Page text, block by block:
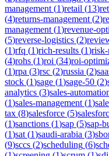
management (1)retail (13)
(4)returns-management (2)
management (1)revenue-
(5)reverse-logistics (2)
(1)rfq (1)rich-results (1)risk-
(4)rohs (1)roi (34)roi-
(1)rpa (3)rsc (2)russia (2)
stock (1)sage (1)sage-50 (2)
analytics (3)sales-
(1)sales-management (1)
tax (8)salesforce (5)
(1)sanctions (1)sap (5)sap-
(1)sat (1)saudi-arabia (3)
(9)sccs (2)scheduling (6)